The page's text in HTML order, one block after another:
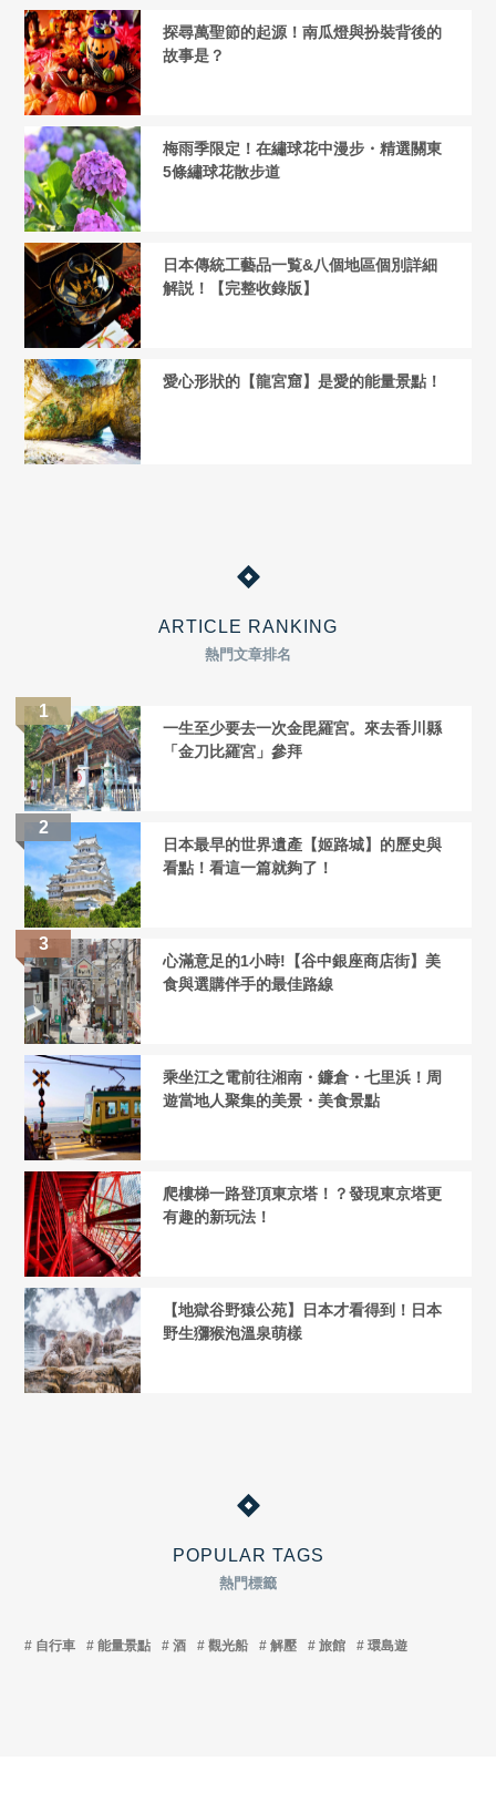
POPULAR TAGS
熱門標籤
自行車 能量景點 酒 觀光船 解壓 旅館 環島遊
探尋萬聖節的起源！南瓜燈與扮裝背後的
故事是？
梅雨季限定！在繡球花中漫步・精選關東
5條繡球花散步道
日本傳統工藝品一覧&八個地區個別詳細
解説！【完整收錄版】
愛心形狀的【龍宮窟】是愛的能量景點！
ARTICLE RANKING
熱門文章排名
一生至少要去一次金毘羅宮。來去香川縣
「金刀比羅宮」參拜
日本最早的世界遺產【姬路城】的歷史與
看點！看這一篇就夠了！
心滿意足的1小時!【谷中銀座商店街】美
食與選購伴手的最佳路線
乘坐江之電前往湘南・鐮倉・七里浜！周
遊當地人聚集的美景・美食景點
爬樓梯一路登頂東京塔！？發現東京塔更
有趣的新玩法！
【地獄谷野猿公苑】日本才看得到！日本
野生獼猴泡溫泉萌樣